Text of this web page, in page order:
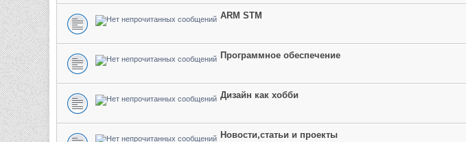
ARM STM
Программное обеспечение
Дизайн как хобби
Новости,статьи и проекты